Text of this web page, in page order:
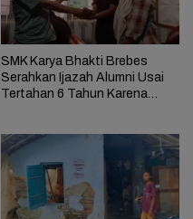
SMK Karya Bhakti Brebes
Serahkan Ijazah Alumni Usai
Tertahan 6 Tahun Karena